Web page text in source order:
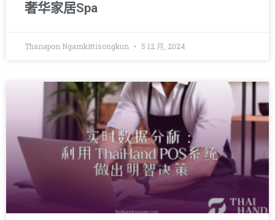
奢华家居Spa
Thanapon Ngamkittisongkun 5 12 月, 2024